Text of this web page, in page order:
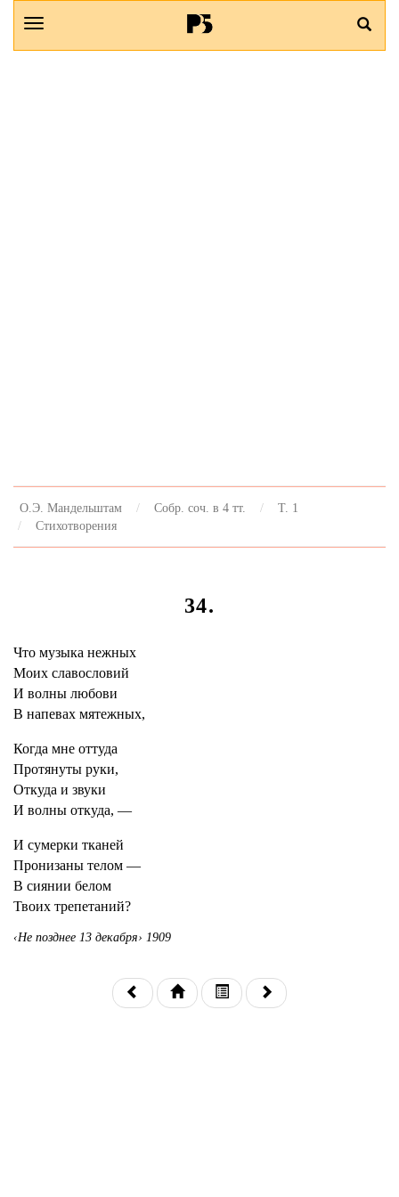
О.Э. Мандельштам Собр. соч. в 4 тт.
Т. 1
Стихотворения
34.
Что музыка нежных
Моих славословий
И волны любови
В напевах мятежных,
Когда мне оттуда
Протянуты руки,
Откуда и звуки
И волны откуда, —
И сумерки тканей
Пронизаны телом —
В сиянии белом
Твоих трепетаний?
‹Не позднее 13 декабря› 1909